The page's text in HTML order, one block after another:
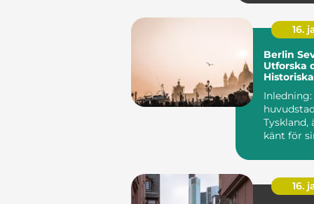
16.
Berlin
Utforska
Tyskland,
känt för
utan ...
16.